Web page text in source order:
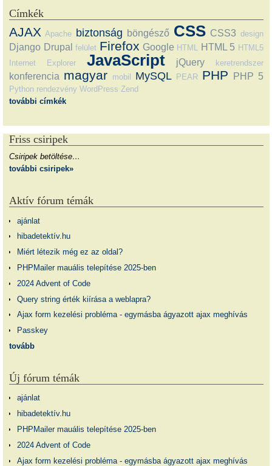
Címkék
AJAX Apache biztonság böngésző CSS CSS3 design
Django Drupal felület Firefox Google HTML HTML 5 HTML5
Internet Explorer
JavaScript jQuery keretrendszer
konferencia magyar mobil MySQL PEAR PHP PHP 5
Python rendezvény WordPress Zend
további címkék
Friss csiripek
Csiripek betöltése…
további csiripek»
Aktív fórum témák
ajánlat
hibadetektív.hu
Miért létezik még ez az oldal?
PHPMailer mauális telepítése 2025-ben
2024 Advent of Code
Query string érték kiírása a weblapra?
Ajax form kezelési probléma - egymásba ágyazott ajax meghívás
Passkey
tovább
Új fórum témák
ajánlat
hibadetektív.hu
PHPMailer mauális telepítése 2025-ben
2024 Advent of Code
Ajax form kezelési probléma - egymásba ágyazott ajax meghívás